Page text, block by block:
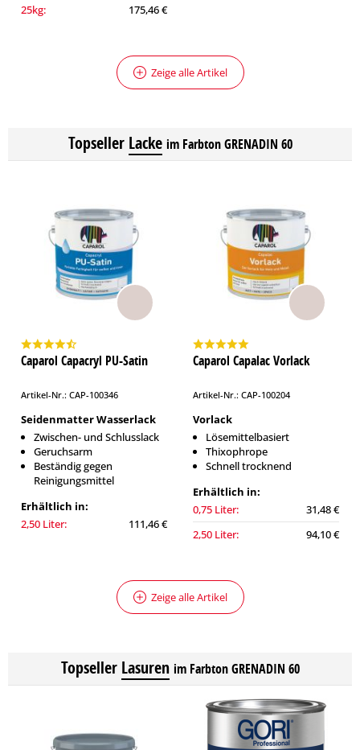
25kg:
175,46 €
Zeige alle Artikel
Topseller Lacke im Farbton GRENADIN 60
Caparol Capacryl PU-Satin
Artikel-Nr.: CAP-100346
Seidenmatter Wasserlack
Zwischen- und Schlusslack
Geruchsarm
Beständig gegen
Reinigungsmittel
Erhältlich in:
2,50 Liter:
111,46 €
Caparol Capalac Vorlack
Artikel-Nr.: CAP-100204
Vorlack
Lösemittelbasiert
Thixophrope
Schnell trocknend
Erhältlich in:
0,75 Liter:
31,48 €
2,50 Liter:
94,10 €
Zeige alle Artikel
Topseller Lasuren im Farbton GRENADIN 60